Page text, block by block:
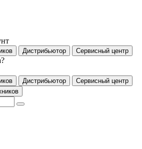
Дистрибьютор Сервисный центр
Дистрибьютор
Сервисный центр
монтажников